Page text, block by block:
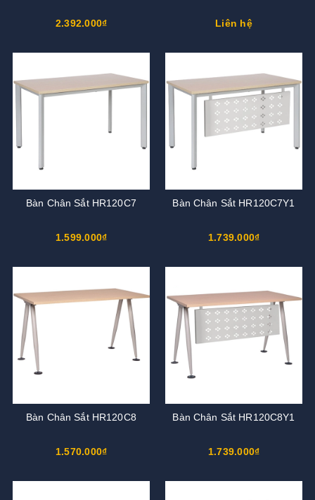
2.392.000₫ Liên hệ
Bàn Chân Sắt HR120C7
1.599.000₫
Bàn Chân Sắt HR120C7Y1
1.739.000₫
Bàn Chân Sắt HR120C8
1.570.000₫
Bàn Chân Sắt HR120C8Y1
1.739.000₫